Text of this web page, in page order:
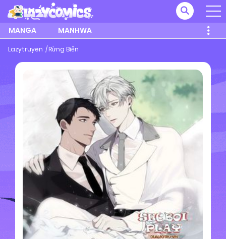
MANGA MANHWA
Lazytruyen Rừng Biển